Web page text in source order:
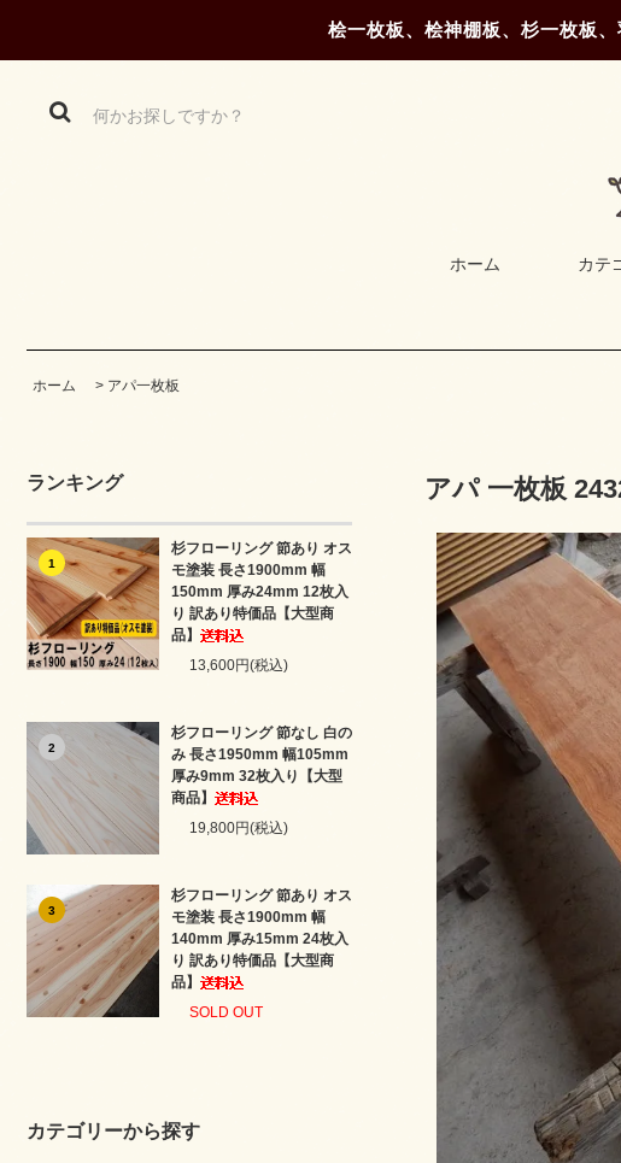
桧一枚板、桧神棚板、杉一枚板
ホーム カテ
ホーム > アパ一枚板
ランキング
1
杉フローリング 節あり オス
モ塗装 長さ1900mm 幅
150mm 厚み24mm 12枚入
り 訳あり特価品【大型商
品】
13,600円(税込)
2
杉フローリング 節なし 白の
み 長さ1950mm 幅105mm
厚み9mm 32枚入り【大型
商品】
19,800円(税込)
3
杉フローリング 節あり オス
モ塗装 長さ1900mm 幅
140mm 厚み15mm 24枚入
り 訳あり特価品【大型商
品】
SOLD OUT
カテゴリーから探す
アパ 一枚板